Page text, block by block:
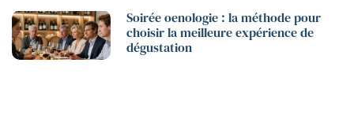
Soirée oenologie : la méthode pour
choisir la meilleure expérience de
dégustation